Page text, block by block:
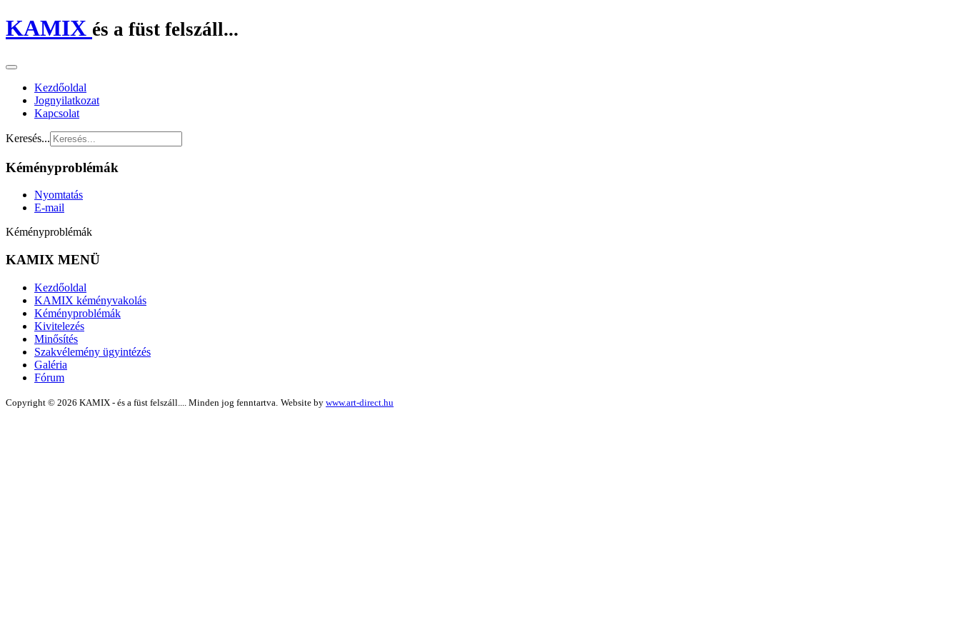
KAMIX és a füst felszáll...
Kezdőoldal
Jognyilatkozat
Kapcsolat
Keresés...
Kéményproblémák
Nyomtatás
E-mail
Kéményproblémák
KAMIX MENÜ
Kezdőoldal
KAMIX kéményvakolás
Kéményproblémák
Kivitelezés
Minősítés
Szakvélemény ügyintézés
Galéria
Fórum
Copyright © 2026 KAMIX - és a füst felszáll.... Minden jog fenntartva. Website by www.art-direct.hu